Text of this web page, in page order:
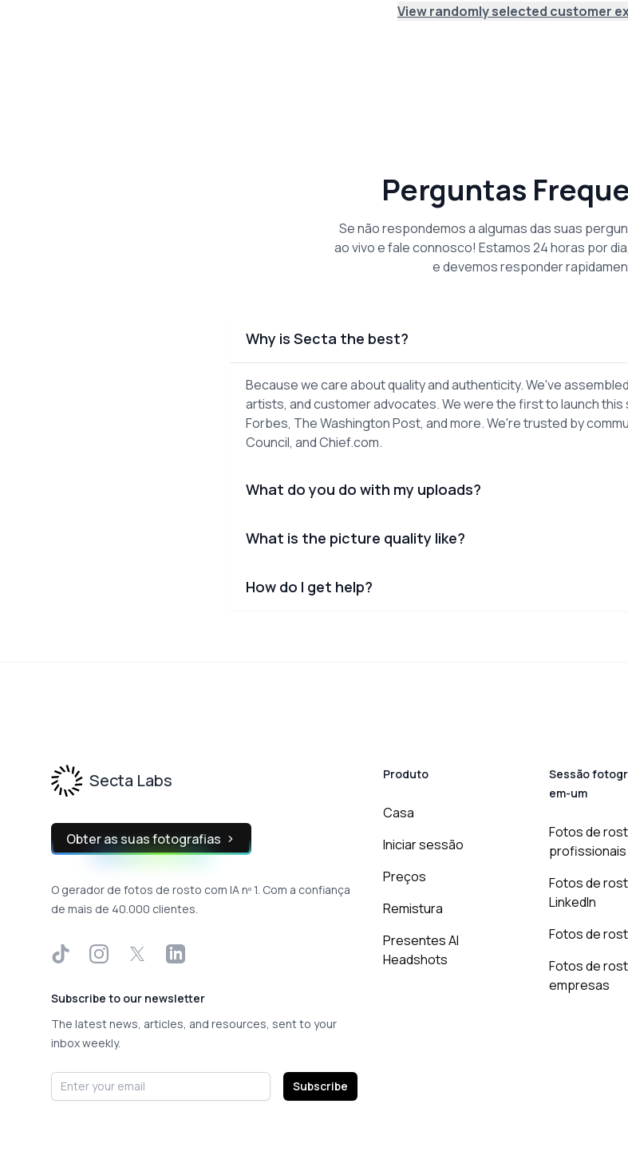
View randomly selected customer
Perguntas
Se não respondemos a algumas das suas
ao vivo e fale connosco! Estamos 24 horas por
e devemos responder
Why is Secta the best?
Because we care about quality and authenticity. We've
artists, and customer advocates. We were the first to launch
Forbes, The Washington Post, and more. We're trusted by
Council, and Chief.com.
What do you do with my uploads?
What is the picture quality like?
How do I get help?
Secta Labs
Obter as suas fotografias
O gerador de fotos de rosto com IA nº 1. Com a confiança
de mais de 40.000 clientes.
TikTokInstagram
X LinkedIn
Subscribe to our newsletter
The latest news, articles, and resources, sent to your
inbox weekly.
Email address Subscribe
Produto
Casa
Iniciar sessão
Preços
Remistura
Presentes AI
Headshots
Sessão
em-um
Fotos de
profissionais
Fotos de
LinkedIn
Fotos de
Fotos de
empresas